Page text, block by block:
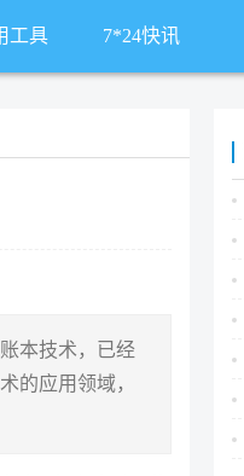
工具 7*24快讯
本技术，已经
的应用领域，